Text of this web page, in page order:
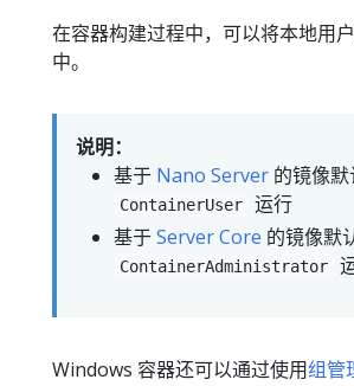
在容器构建过程中，可以将本地用
中。
说明：
基于 Nano Server 的镜像默
ContainerUser
运行
基于Server Core 的镜像默
ContainerAdministrator
Windows 容器还可以通过使用组管